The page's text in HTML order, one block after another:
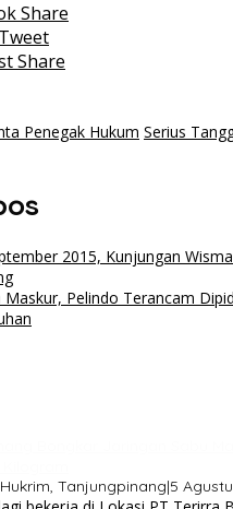
Share
Tweet
Share
Penegak Hukum Serius
2015, Kunjungan
Maskur, Pelindo Terancam
Hukrim, Tanjungpinang|5